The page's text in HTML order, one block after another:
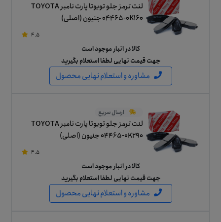
لنت ترمز جلو تویوتا پارت نامبر TOYOTA
04465-0K160 جنیون (اصلی)
4.5
کالا در انبار موجود است
جهت قیمت نهایی لطفا استعلام بگیرید
مشاوره و استعلام نهایی محصول
ارسال سریع
لنت ترمز جلو تویوتا پارت نامبر TOYOTA
04465-0K290 جنیون (اصلی)
4.5
کالا در انبار موجود است
جهت قیمت نهایی لطفا استعلام بگیرید
مشاوره و استعلام نهایی محصول